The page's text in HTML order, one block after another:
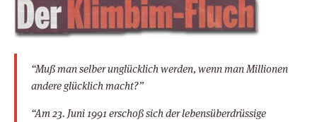
“Muß man selber unglücklich werden, wenn man Millionen
andere glücklich macht?”
“Am 23. Juni 1991 erschoß sich der lebensüberdrüssige